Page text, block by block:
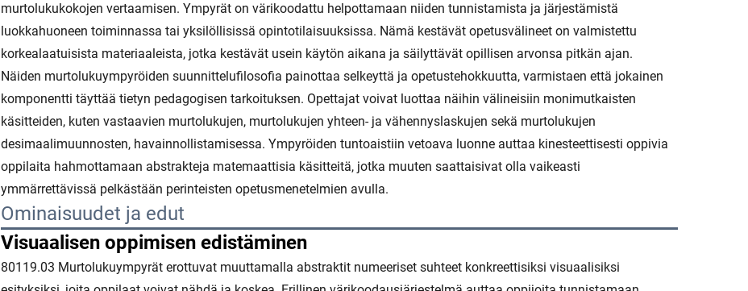
murtolukukokojen vertaamisen. Ympyrät on värikoodattu helpottamaan niiden tunnistamista ja järjestämistä
luokkahuoneen toiminnassa tai yksilöllisissä opintotilaisuuksissa. Nämä kestävät opetusvälineet on valmistettu
korkealaatuisista materiaaleista, jotka kestävät usein käytön aikana ja säilyttävät opillisen arvonsa pitkän ajan.
Näiden murtolukuympyröiden suunnittelufilosofia painottaa selkeyttä ja opetustehokkuutta, varmistaen että jokainen
komponentti täyttää tietyn pedagogisen tarkoituksen. Opettajat voivat luottaa näihin välineisiin monimutkaisten
käsitteiden, kuten vastaavien murtolukujen, murtolukujen yhteen- ja vähennyslaskujen sekä murtolukujen
desimaalimuunnosten, havainnollistamisessa. Ympyröiden tuntoaistiin vetoava luonne auttaa kinesteettisesti oppivia
oppilaita hahmottamaan abstrakteja matemaattisia käsitteitä, jotka muuten saattaisivat olla vaikeasti
ymmärrettävissä pelkästään perinteisten opetusmenetelmien avulla.
Ominaisuudet ja edut
Visuaalisen oppimisen edistäminen
80119.03 Murtolukuympyrät erottuvat muuttamalla abstraktit numeeriset suhteet konkreettisiksi visuaalisiksi